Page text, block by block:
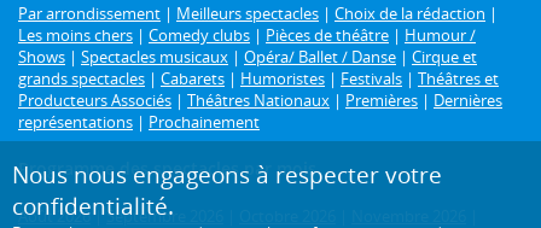
Par arrondissement | Meilleurs spectacles | Choix de la rédaction |
Les moins chers | Comedy clubs | Pièces de théâtre | Humour /
Shows | Spectacles musicaux | Opéra/ Ballet / Danse | Cirque et
grands spectacles | Cabarets | Humoristes | Festivals | Théâtres et
Producteurs Associés | Théâtres Nationaux | Premières | Dernières
représentations | Prochainement
Programme des spectacles par mois
Août 2026|Septembre 2026
Nous nous engageons à respecter votre
confidentialité.